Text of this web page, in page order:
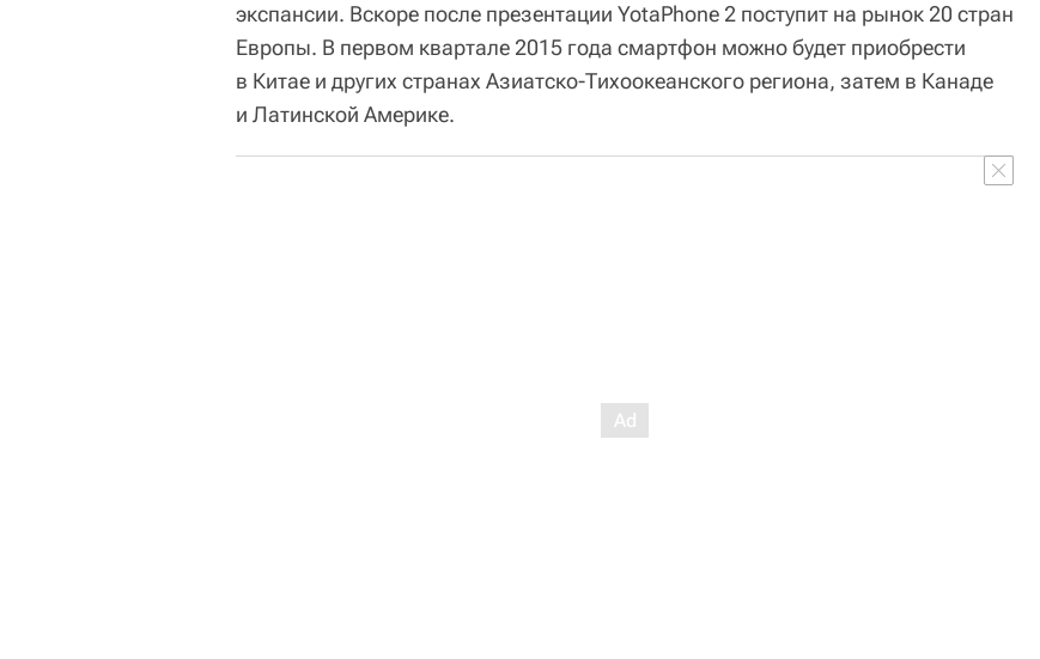
экспансии. Вскоре после презентации YotaPhone 2 поступит на рынок 20 стран
Европы. В первом квартале 2015 года смартфон можно будет приобрести
в Китае и других странах Азиатско-Тихоокеанского региона, затем в Канаде
и Латинской Америке.